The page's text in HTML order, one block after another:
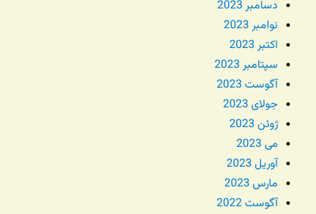
دسامبر 2023
نوامبر 2023
اکتبر 2023
سپتامبر 2023
آگوست 2023
جولای 2023
ژوئن 2023
می 2023
آوریل 2023
مارس 2023
آگوست 2022